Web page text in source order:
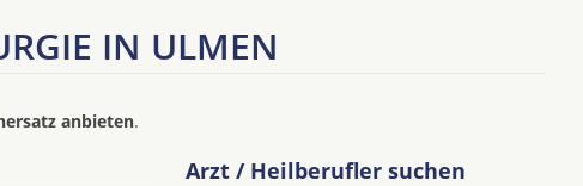
IN ULMEN
anbieten.
Arzt / Heilberufler suchen